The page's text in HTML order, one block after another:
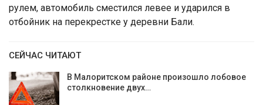
рулем, автомобиль сместился левее и ударился в
отбойник на перекрестке у деревни Бали.
СЕЙЧАС ЧИТАЮТ
В Малоритском районе произошло лобовое
столкновение двух…